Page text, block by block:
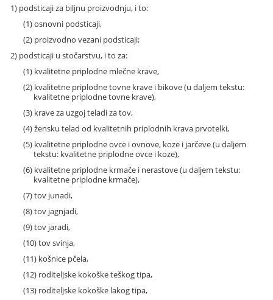
1) podsticaji za biljnu proizvodnju, i to:
(1) osnovni podsticaji,
(2) proizvodno vezani podsticaji;
2) podsticaji u stočarstvu, i to za:
(1) kvalitetne priplodne mlečne krave,
(2) kvalitetne priplodne tovne krave i bikove (u daljem tekstu:
kvalitetne priplodne tovne krave),
(3) krave za uzgoj teladi za tov,
(4) žensku telad od kvalitetnih priplodnih krava prvotelki,
(5) kvalitetne priplodne ovce i ovnove, koze i jarčeve (u daljem
tekstu: kvalitetne priplodne ovce i koze),
(6) kvalitetne priplodne krmače i nerastove (u daljem tekstu:
kvalitetne priplodne krmače),
(7) tov junadi,
(8) tov jagnjadi,
(9) tov jaradi,
(10) tov svinja,
(11) košnice pčela,
(12) roditeljske kokoške teškog tipa,
(13) roditeljske kokoške lakog tipa,